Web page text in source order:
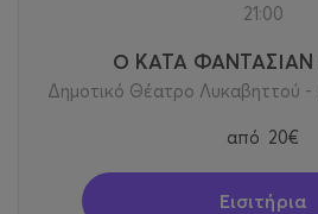
21:00
Ο ΚΑΤΑ
Δημοτικό Θέατρο Λυκαβηττού -
από 20€
Εισιτήρια